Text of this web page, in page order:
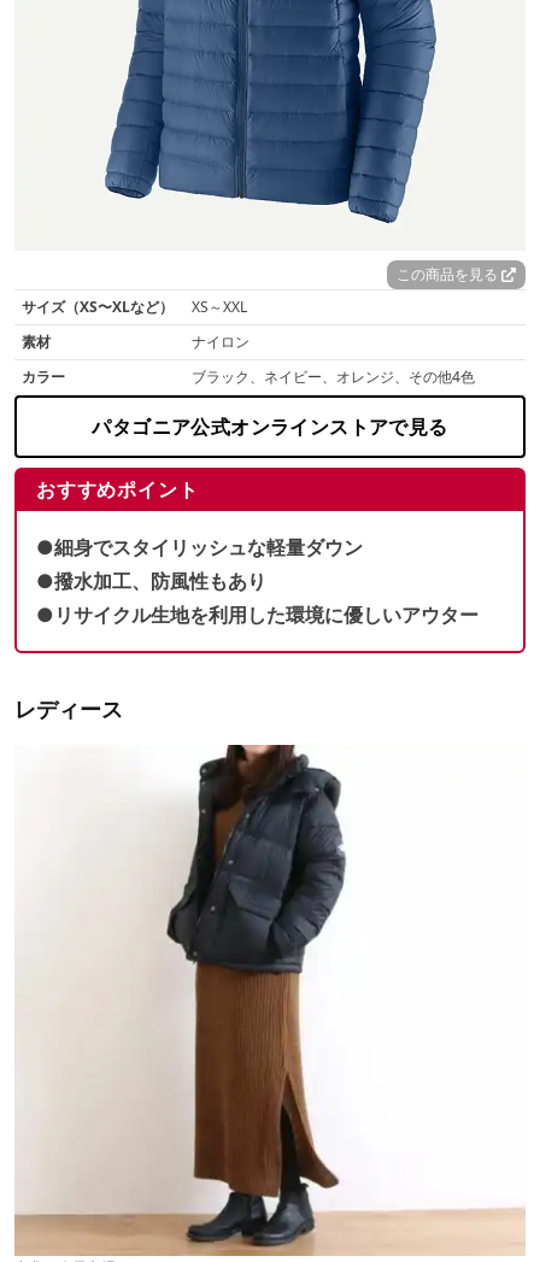
この商品を見る
サイズ（XS〜XLなど）
XS～XXL
素材
ナイロン
カラー
ブラック、ネイビー、オレンジ、その他4色
パタゴニア公式オンラインストアで見る
おすすめポイント
●細身でスタイリッシュな軽量ダウン
●撥水加工、防風性もあり
●リサイクル生地を利用した環境に優しいアウター
レディース